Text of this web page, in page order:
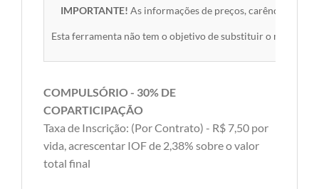
IMPORTANTE! As informações de preços, carências,
Esta ferramenta não tem o objetivo de substituir o material
COMPULSÓRIO - 30% DE
COPARTICIPAÇÃO
Taxa de Inscrição: (Por Contrato) - R$ 7,50 por
vida, acrescentar IOF de 2,38% sobre o valor
total final